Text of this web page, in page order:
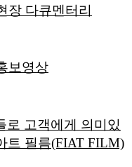
장 다큐멘터리
보영상
로 고객에게 의미있
트 필름(FIAT FILM)